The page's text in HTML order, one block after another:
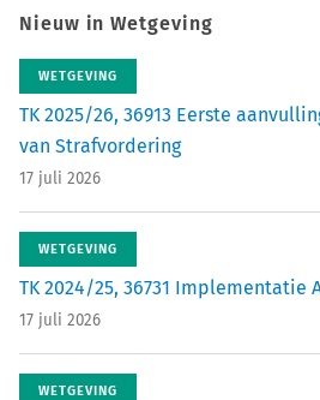
Nieuw in Wetgeving
WETGEVING
TK 2025/26, 36913 Eerste
van Strafvordering
17 juli 2026
WETGEVING
TK 2024/25, 36731 Implementatie
17 juli 2026
WETGEVING